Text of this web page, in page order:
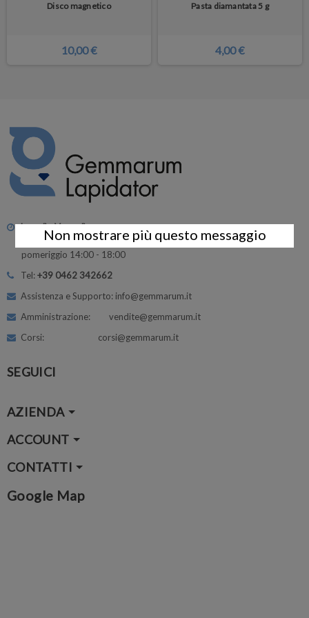
Disco magnetico
10,00 €
Pasta diamantata 5 g
4,00 €
Lunedì - Venerdì
mattina 8:30 - 12:30
pomeriggio 14:00 - 18:00
Tel:+39 0462 342662
Assistenza e Supporto: info@gemmarum.it
Amministrazione: vendite@gemmarum.it
Corsi: corsi@gemmarum.it
SEGUICI
AZIENDA
ACCOUNT
CONTATTI
Google Map
Non mostrare più questo messaggio